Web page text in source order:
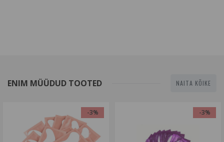
ENIM MÜÜDUD TOOTED NAITA KÕIKE
-3% -3%